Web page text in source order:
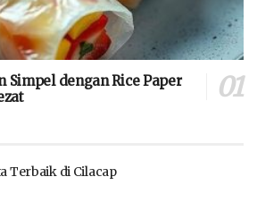
Simpel dengan Rice Paper
Terbaik di Cilacap